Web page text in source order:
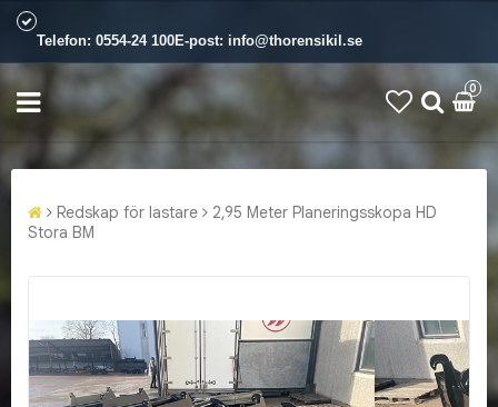
Telefon: 0554-24 100E-post: info@thorensikil.se
0
Redskap för lastare
2,95 Meter Planeringsskopa HD
Stora BM